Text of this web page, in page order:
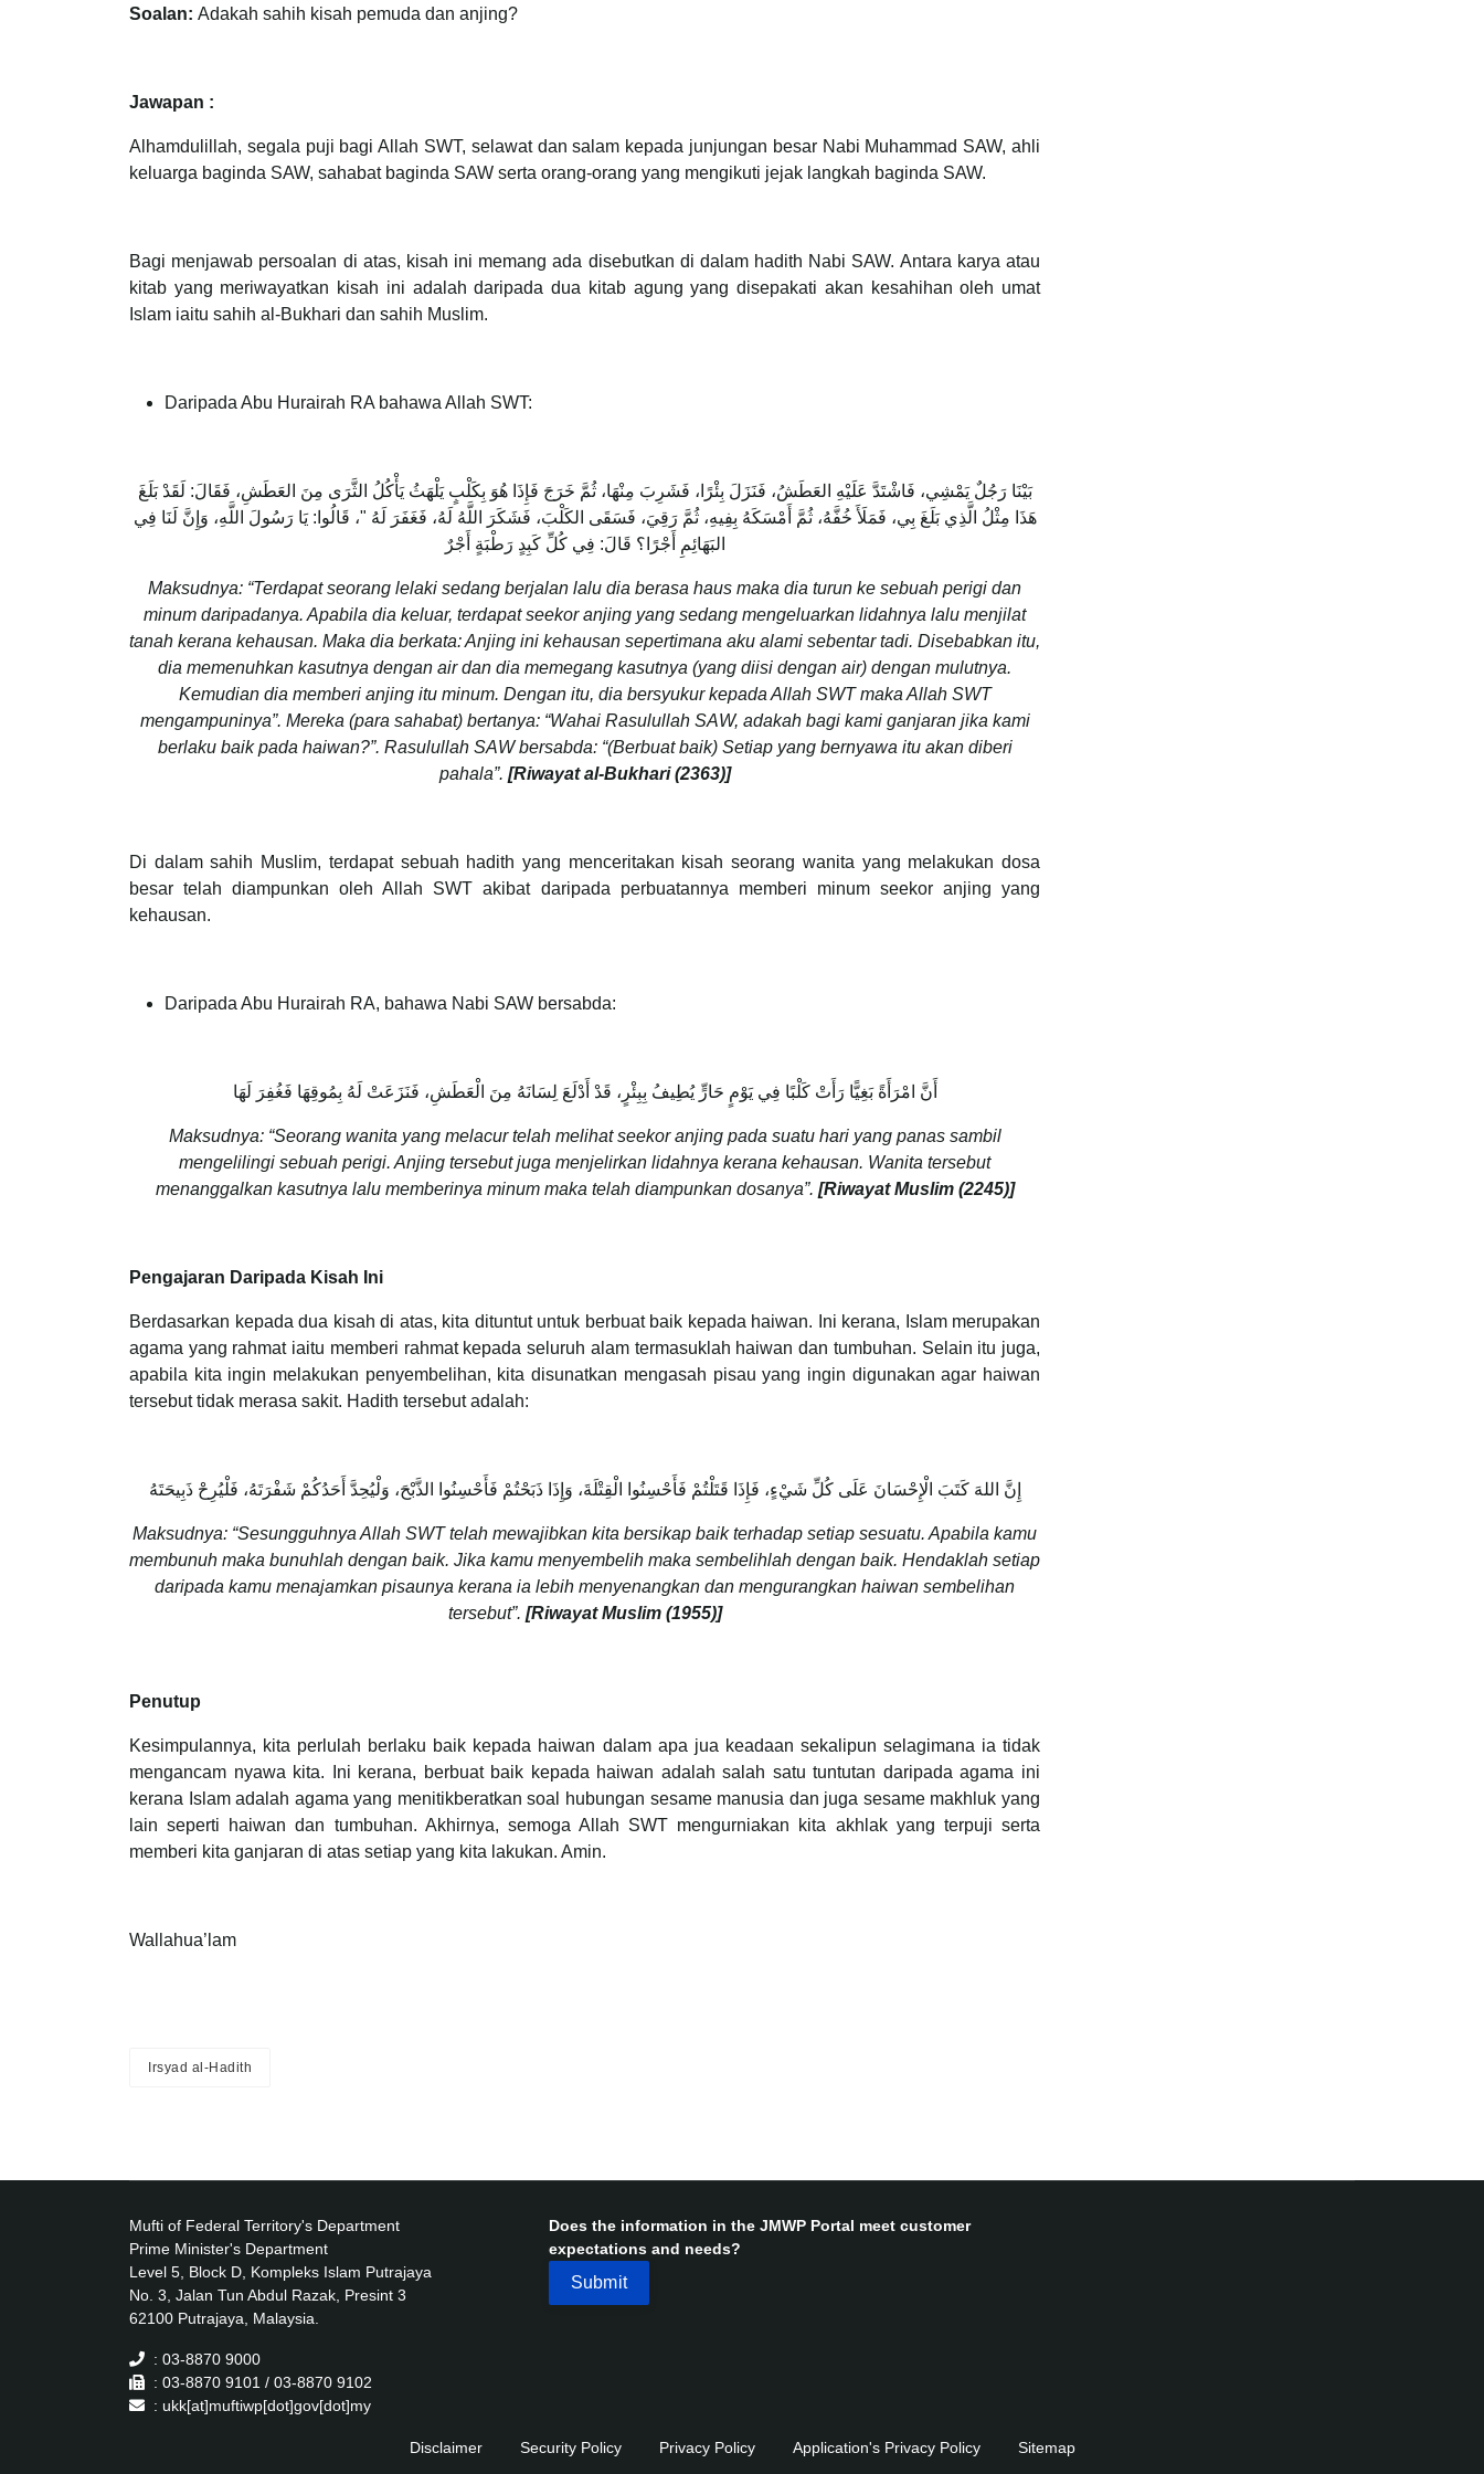
Soalan: Adakah sahih kisah pemuda dan anjing?
Jawapan :
Alhamdulillah, segala puji bagi Allah SWT, selawat dan salam kepada junjungan besar Nabi Muhammad SAW, ahli
keluarga baginda SAW, sahabat baginda SAW serta orang-orang yang mengikuti jejak langkah baginda SAW.
Bagi menjawab persoalan di atas, kisah ini memang ada disebutkan di dalam hadith Nabi SAW. Antara karya atau
kitab yang meriwayatkan kisah ini adalah daripada dua kitab agung yang disepakati akan kesahihan oleh umat
Islam iaitu sahih al-Bukhari dan sahih Muslim.
Daripada Abu Hurairah RA bahawa Allah SWT:
بَيْنَا رَجُلٌ يَمْشِي، فَاشْتَدَّ عَلَيْهِ العَطَشُ، فَنَزَلَ بِئْرًا، فَشَرِبَ مِنْهَا، ثُمَّ خَرَجَ فَإِذَا هُوَ بِكَلْبٍ يَلْهَثُ يَأْكُلُ الثَّرَى مِنَ العَطَشِ، فَقَالَ: لَقَدْ بَلَغَ
هَذَا مِثْلُ الَّذِي بَلَغَ بِي، فَمَلَأَ خُفَّهُ، ثُمَّ أَمْسَكَهُ بِفِيهِ، ثُمَّ رَقِيَ، فَسَقَى الكَلْبَ، فَشَكَرَ اللَّهُ لَهُ، فَغَفَرَ لَهُ "، قَالُوا: يَا رَسُولَ اللَّهِ، وَإِنَّ لَنَا فِي
البَهَائِمِ أَجْرًا؟ قَالَ: فِي كُلِّ كَبِدٍ رَطْبَةٍ أَجْرٌ
Maksudnya: “Terdapat seorang lelaki sedang berjalan lalu dia berasa haus maka dia turun ke sebuah perigi dan
minum daripadanya. Apabila dia keluar, terdapat seekor anjing yang sedang mengeluarkan lidahnya lalu menjilat
tanah kerana kehausan. Maka dia berkata: Anjing ini kehausan sepertimana aku alami sebentar tadi. Disebabkan itu,
dia memenuhkan kasutnya dengan air dan dia memegang kasutnya (yang diisi dengan air) dengan mulutnya.
Kemudian dia memberi anjing itu minum. Dengan itu, dia bersyukur kepada Allah SWT maka Allah SWT
mengampuninya”. Mereka (para sahabat) bertanya: “Wahai Rasulullah SAW, adakah bagi kami ganjaran jika kami
berlaku baik pada haiwan?”. Rasulullah SAW bersabda: “(Berbuat baik) Setiap yang bernyawa itu akan diberi
pahala”. [Riwayat al-Bukhari (2363)]
Di dalam sahih Muslim, terdapat sebuah hadith yang menceritakan kisah seorang wanita yang melakukan dosa
besar telah diampunkan oleh Allah SWT akibat daripada perbuatannya memberi minum seekor anjing yang
kehausan.
Daripada Abu Hurairah RA, bahawa Nabi SAW bersabda:
أَنَّ امْرَأَةً بَغِيًّا رَأَتْ كَلْبًا فِي يَوْمٍ حَارٍّ يُطِيفُ بِبِئْرٍ، قَدْ أَدْلَعَ لِسَانَهُ مِنَ الْعَطَشِ، فَنَزَعَتْ لَهُ بِمُوقِهَا فَغُفِرَ لَهَا
Maksudnya: “Seorang wanita yang melacur telah melihat seekor anjing pada suatu hari yang panas sambil
mengelilingi sebuah perigi. Anjing tersebut juga menjelirkan lidahnya kerana kehausan. Wanita tersebut
menanggalkan kasutnya lalu memberinya minum maka telah diampunkan dosanya”. [Riwayat Muslim (2245)]
Pengajaran Daripada Kisah Ini
Berdasarkan kepada dua kisah di atas, kita dituntut untuk berbuat baik kepada haiwan. Ini kerana, Islam merupakan
agama yang rahmat iaitu memberi rahmat kepada seluruh alam termasuklah haiwan dan tumbuhan. Selain itu juga,
apabila kita ingin melakukan penyembelihan, kita disunatkan mengasah pisau yang ingin digunakan agar haiwan
tersebut tidak merasa sakit. Hadith tersebut adalah:
إِنَّ اللهَ كَتَبَ الْإِحْسَانَ عَلَى كُلِّ شَيْءٍ، فَإِذَا قَتَلْتُمْ فَأَحْسِنُوا الْقِتْلَةَ، وَإِذَا ذَبَحْتُمْ فَأَحْسِنُوا الذَّبْحَ، وَلْيُحِدَّ أَحَدُكُمْ شَفْرَتَهُ، فَلْيُرِحْ ذَبِيحَتَهُ
Maksudnya: “Sesungguhnya Allah SWT telah mewajibkan kita bersikap baik terhadap setiap sesuatu. Apabila kamu
membunuh maka bunuhlah dengan baik. Jika kamu menyembelih maka sembelihlah dengan baik. Hendaklah setiap
daripada kamu menajamkan pisaunya kerana ia lebih menyenangkan dan mengurangkan haiwan sembelihan
tersebut”. [Riwayat Muslim (1955)]
Penutup
Kesimpulannya, kita perlulah berlaku baik kepada haiwan dalam apa jua keadaan sekalipun selagimana ia tidak
mengancam nyawa kita. Ini kerana, berbuat baik kepada haiwan adalah salah satu tuntutan daripada agama ini
kerana Islam adalah agama yang menitikberatkan soal hubungan sesame manusia dan juga sesame makhluk yang
lain seperti haiwan dan tumbuhan. Akhirnya, semoga Allah SWT mengurniakan kita akhlak yang terpuji serta
memberi kita ganjaran di atas setiap yang kita lakukan. Amin.
Wallahua’lam
Irsyad al-Hadith
Mufti of Federal Territory's Department
Prime Minister's Department
Level 5, Block D, Kompleks Islam Putrajaya
No. 3, Jalan Tun Abdul Razak, Presint 3
62100 Putrajaya, Malaysia.
: 03-8870 9000
: 03-8870 9101 / 03-8870 9102
: ukk[at]muftiwp[dot]gov[dot]my
Does the information in the JMWP Portal meet customer
expectations and needs?
Disclaimer Security Policy Privacy Policy Application's Privacy Policy Sitemap